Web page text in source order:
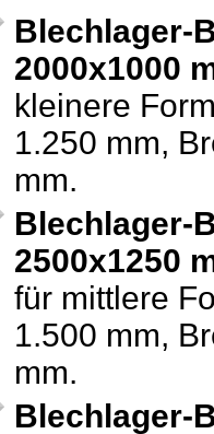
Blechlager-
2000x1000
kleinere
1.250 mm,
mm.
Blechlager-
2500x1250
für mittlere
1.500 mm,
mm.
Blechlager-